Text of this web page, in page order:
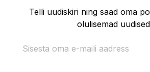
Telli uudiskiri ning saad oma
olulisemad